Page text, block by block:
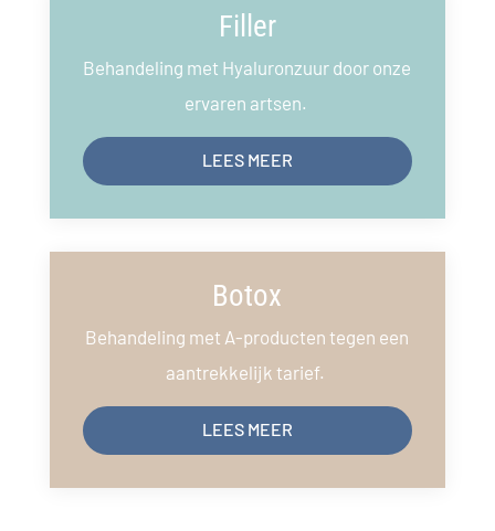
Filler
Behandeling met Hyaluronzuur door onze
ervaren artsen.
LEES MEER
Botox
Behandeling met A-producten tegen een
aantrekkelijk tarief.
LEES MEER